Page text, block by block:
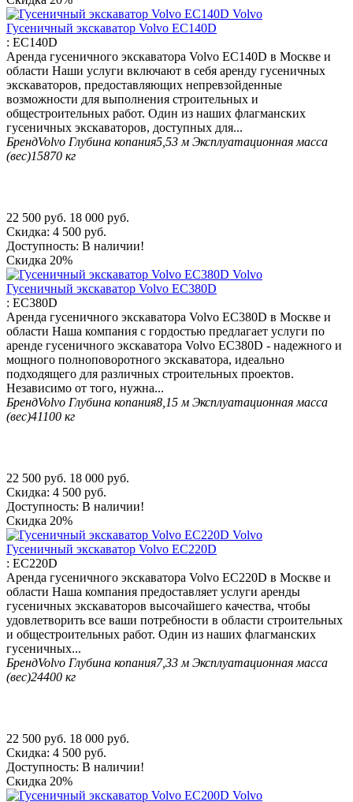
Гусеничный экскаватор Volvo EC140D
: EC140D
Аренда гусеничного экскаватора Volvo EC140D в Москве и
области Наши услуги включают в себя аренду гусеничных
экскаваторов, предоставляющих непревзойденные
возможности для выполнения строительных и
общестроительных работ. Один из наших флагманских
гусеничных экскаваторов, доступных для...
БрендVolvo Глубина копания5,53 м Эксплуатационная масса
(вес)15870 кг
22 500 руб. 18 000 руб.
Скидка: 4 500 руб.
Доступность: В наличии!
Скидка 20%
Гусеничный экскаватор Volvo EC380D
: EC380D
Аренда гусеничного экскаватора Volvo EC380D в Москве и
области Наша компания с гордостью предлагает услуги по
аренде гусеничного экскаватора Volvo EC380D - надежного и
мощного полноповоротного экскаватора, идеально
подходящего для различных строительных проектов.
Независимо от того, нужна...
БрендVolvo Глубина копания8,15 м Эксплуатационная масса
(вес)41100 кг
22 500 руб. 18 000 руб.
Скидка: 4 500 руб.
Доступность: В наличии!
Скидка 20%
Гусеничный экскаватор Volvo EC220D
: EC220D
Аренда гусеничного экскаватора Volvo EC220D в Москве и
области Наша компания предоставляет услуги аренды
гусеничных экскаваторов высочайшего качества, чтобы
удовлетворить все ваши потребности в области строительных
и общестроительных работ. Один из наших флагманских
гусеничных...
БрендVolvo Глубина копания7,33 м Эксплуатационная масса
(вес)24400 кг
22 500 руб. 18 000 руб.
Скидка: 4 500 руб.
Доступность: В наличии!
Скидка 20%